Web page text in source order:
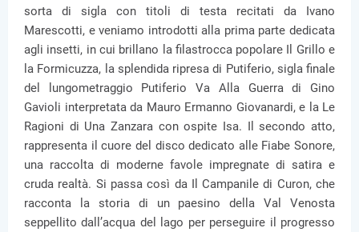
sorta di sigla con titoli di testa recitati da Ivano
Marescotti, e veniamo introdotti alla prima parte dedicata
agli insetti, in cui brillano la filastrocca popolare Il Grillo e
la Formicuzza, la splendida ripresa di Putiferio, sigla finale
del lungometraggio Putiferio Va Alla Guerra di Gino
Gavioli interpretata da Mauro Ermanno Giovanardi, e la Le
Ragioni di Una Zanzara con ospite Isa. Il secondo atto,
rappresenta il cuore del disco dedicato alle Fiabe Sonore,
una raccolta di moderne favole impregnate di satira e
cruda realtà. Si passa così da Il Campanile di Curon, che
racconta la storia di un paesino della Val Venosta
seppellito dall’acqua del lago per perseguire il progresso